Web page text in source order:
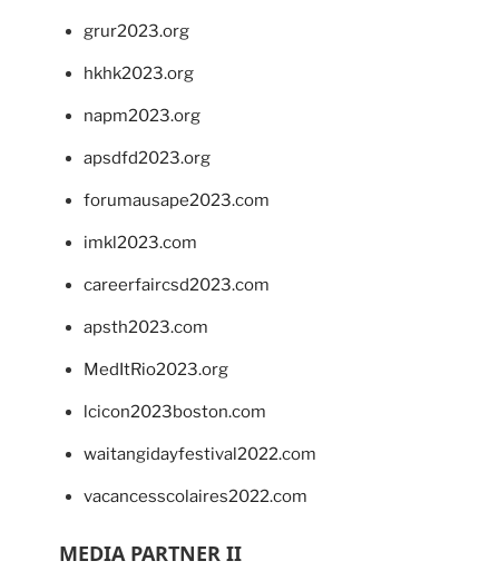
grur2023.org
hkhk2023.org
napm2023.org
apsdfd2023.org
forumausape2023.com
imkl2023.com
careerfaircsd2023.com
apsth2023.com
MedItRio2023.org
lcicon2023boston.com
waitangidayfestival2022.com
vacancesscolaires2022.com
MEDIA PARTNER II